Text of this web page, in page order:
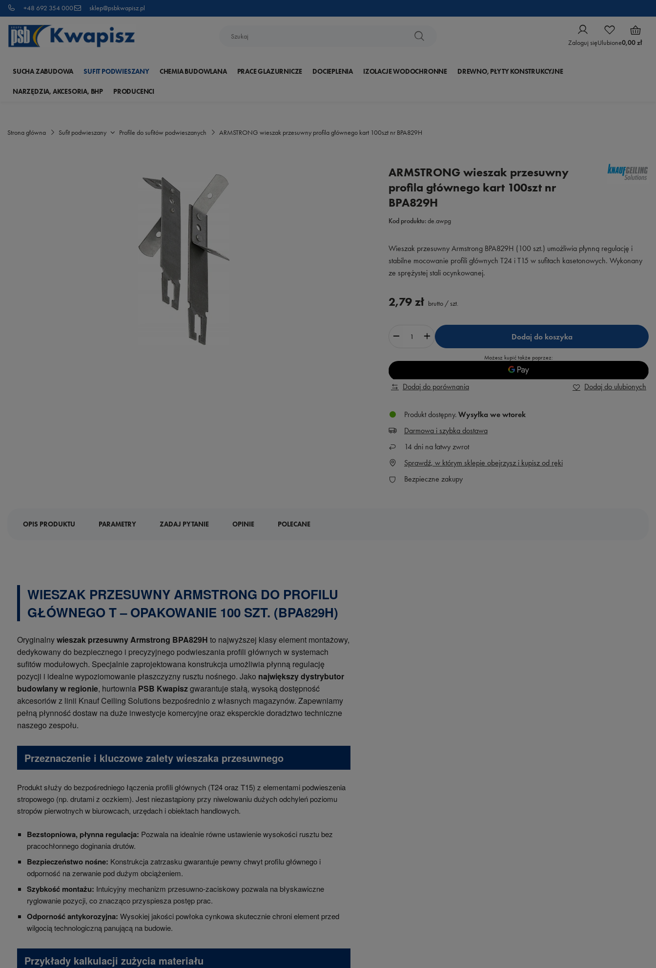
+48 692 354 000 sklep@psbkwapisz.pl
Zaloguj sięUlubione0,00 zł
SUCHA ZABUDOWA SUFIT PODWIESZANY CHEMIA BUDOWLANA PRACE GLAZURNICZE DOCIEPLENIA IZOLACJE WODOCHRONNE DREWNO, PŁYTY KONSTRUKCYJNE
NARZĘDZIA, AKCESORIA, BHP PRODUCENCI
Strona główna Sufit podwieszany Profile do sufitów podwieszanych ARMSTRONG wieszak przesuwny profila głównego kart 100szt nr BPA829H
ARMSTRONG wieszak przesuwny
profila głównego kart 100szt nr
BPA829H
Kod produktu:de.awpg
Wieszak przesuwny Armstrong BPA829H (100 szt.) umożliwia płynną regulację i
stabilne mocowanie profili głównych T24 i T15 w sufitach kasetonowych. Wykonany
ze sprężystej stali ocynkowanej.
2,79 zł brutto / szt.
Dodaj do koszyka
Możesz kupić także poprzez:
Dodaj do porównania Dodaj do ulubionych
Produkt dostępny Wysyłka we wtorek
Darmowa i szybka dostawa
14 dni na łatwy zwrot
Sprawdź, w którym sklepie obejrzysz i kupisz od ręki
Bezpieczne zakupy
OPIS PRODUKTU PARAMETRY ZADAJ PYTANIE OPINIE POLECANE
WIESZAK PRZESUWNY ARMSTRONG DO PROFILU
GŁÓWNEGO T – OPAKOWANIE 100 SZT. (BPA829H)
Oryginalnywieszak przesuwny Armstrong BPA829H to najwyższej klasy element montażowy,
dedykowany do bezpiecznego i precyzyjnego podwieszania profili głównych w systemach
sufitów modułowych. Specjalnie zaprojektowana konstrukcja umożliwia płynną regulację
pozycji i idealne wypoziomowanie płaszczyzny rusztu nośnego. Jako największy dystrybutor
budowlany w regionie, hurtownia PSB Kwapiszgwarantuje stałą, wysoką dostępność
akcesoriów z linii Knauf Ceiling Solutions bezpośrednio z własnych magazynów. Zapewniamy
pełną płynność dostaw na duże inwestycje komercyjne oraz eksperckie doradztwo techniczne
naszego zespołu.
Przeznaczenie i kluczowe zalety wieszaka przesuwnego
Produkt służy do bezpośredniego łączenia profili głównych (T24 oraz T15) z elementami podwieszenia
stropowego (np. drutami z oczkiem). Jest niezastąpiony przy niwelowaniu dużych odchyleń poziomu
stropów pierwotnych w biurowcach, urzędach i obiektach handlowych.
Bezstopniowa, płynna regulacja: Pozwala na idealnie równe ustawienie wysokości rusztu bez
pracochłonnego doginania drutów.
Bezpieczeństwo nośne: Konstrukcja zatrzasku gwarantuje pewny chwyt profilu głównego i
odporność na zerwanie pod dużym obciążeniem.
Szybkość montażu: Intuicyjny mechanizm przesuwno-zaciskowy pozwala na błyskawiczne
ryglowanie pozycji, co znacząco przyspiesza postęp prac.
Odporność antykorozyjna: Wysokiej jakości powłoka cynkowa skutecznie chroni element przed
wilgocią technologiczną panującą na budowie.
Przykłady kalkulacji zużycia materiału